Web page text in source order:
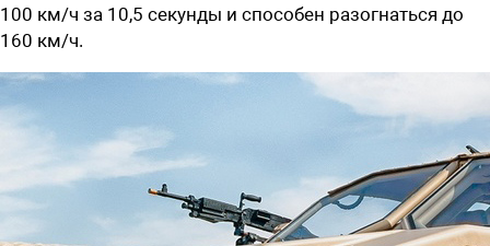
100 км/ч за 10,5 секунды и способен разогнаться до
160 км/ч.